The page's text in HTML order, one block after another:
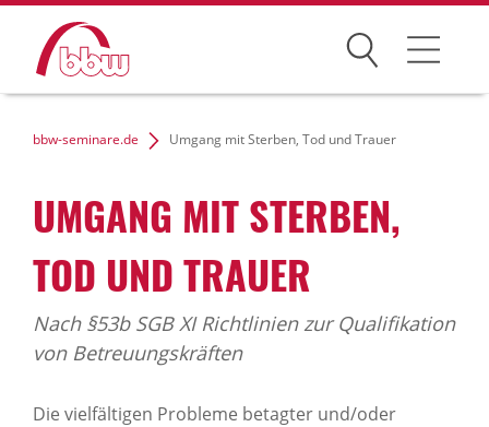
Suchen
Weiterbildung
Förderungen
Projekte
Über uns
bbw-seminare.de Umgang mit Sterben, Tod und Trauer
UMGANG MIT STERBEN,
TOD UND TRAUER
Nach §53b SGB XI Richtlinien zur Qualifikation
von Betreuungskräften
Die vielfältigen Probleme betagter und/oder